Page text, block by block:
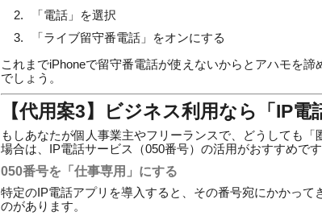
「電話」を選択
「ライブ留守番電話」をオンにする
これまでiPhoneで留守番電話が使えないからとアハモを
でしょう。
【代用案3】ビジネス利用なら「IP
もしあなたが個人事業主やフリーランスで、どうしても
場合は、IP電話サービス（050番号）の活用がおすすめです
050番号を「仕事専用」にする
特定のIP電話アプリを導入すると、その番号宛にかかっ
のがあります。